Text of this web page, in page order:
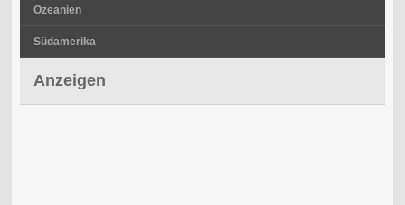
Ozeanien
Südamerika
Anzeigen